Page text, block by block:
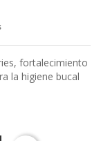
fortalecimiento
la higiene bucal